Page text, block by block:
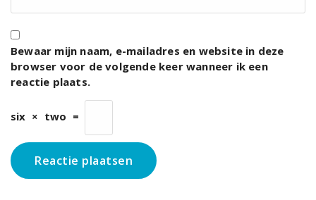
Bewaar mijn naam, e-mailadres en website in deze
browser voor de volgende keer wanneer ik een
reactie plaats.
six × two =